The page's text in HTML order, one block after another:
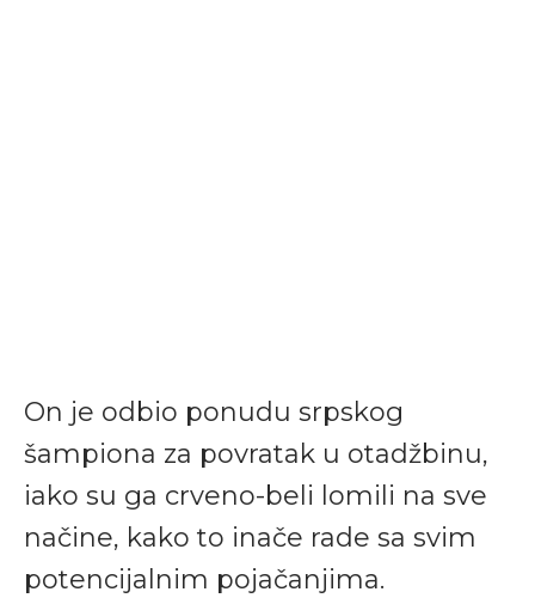
On je odbio ponudu srpskog
šampiona za povratak u otadžbinu,
iako su ga crveno-beli lomili na sve
načine, kako to inače rade sa svim
potencijalnim pojačanjima.